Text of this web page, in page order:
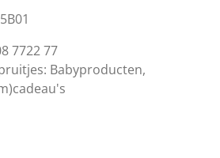
7722 77
Babyproducten,